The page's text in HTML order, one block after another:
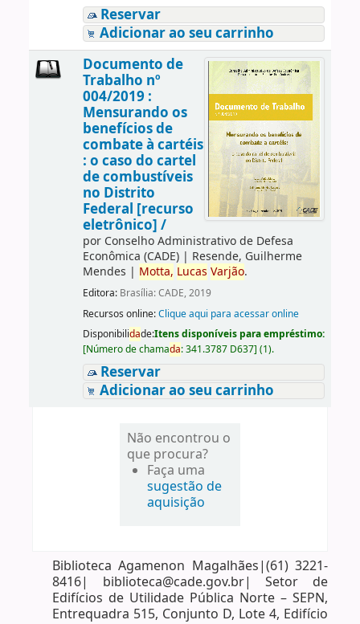
Reservar
Adicionar ao seu carrinho
Documento de
Trabalho nº
004/2019 :
Mensurando os
benefícios de
combate à cartéis
: o caso do cartel
de combustíveis
no Distrito
Federal [recurso
eletrônico] /
por Conselho Administrativo de Defesa
Econômica (CADE)| Resende, Guilherme
Mendes | Motta, Lucas Varjão.
Editora: Brasília: CADE, 2019
Recursos online:Clique aqui para acessar online
Disponibilidade:Itens disponíveis para empréstimo:
[Número de chamada:341.3787 D637] (1).
Reservar
Adicionar ao seu carrinho
Não encontrou o
que procura?
Faça uma
sugestão de
aquisição
Biblioteca Agamenon Magalhães|(61) 3221-
8416| biblioteca@cade.gov.br| Setor de
Edifícios de Utilidade Pública Norte – SEPN,
Entrequadra 515, Conjunto D, Lote 4, Edifício